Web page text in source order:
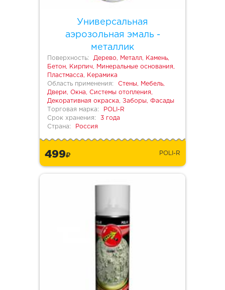
Универсальная
аэрозольная эмаль -
металлик
Поверхность:
Дерево, Металл, Камень,
Бетон, Кирпич, Минеральные основания,
Пластмасса, Керамика
Область применения:
Стены, Мебель,
Двери, Окна, Системы отопления,
Декоративная окраска, Заборы, Фасады
Торговая марка:
POLI-R
Срок хранения:
3 года
Страна:
Россия
499 POLI-R